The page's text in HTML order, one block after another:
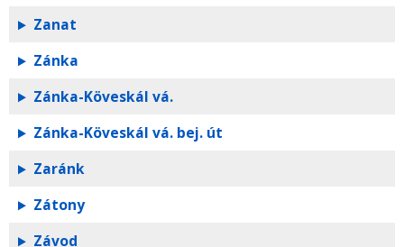
Zanat
Zánka
Zánka-Köveskál vá.
Zánka-Köveskál vá. bej. út
Zaránk
Zátony
Závod